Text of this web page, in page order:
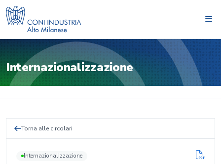
Internazionalizzazione
Torna alle circolari
Internazionalizzazione